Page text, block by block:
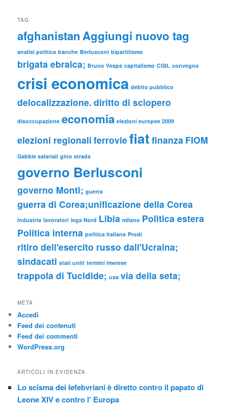
TAG
afghanistanAggiungi nuovo tag
analisi politica banche Berlusconi bipartitismo
brigata ebraica; Bruno Vespa capitalismo CGIL convegno
crisi economica debito pubblico
delocalizzazione. diritto di sciopero
disoccupazione economia elezioni europee 2009
elezioni regionali ferroviefiat finanza FIOM
Gabbie salariali gino strada
governo Berlusconi
governo Monti; guerra
guerra di Corea;unificazione della Corea
industria lavoratori lega Nord Libia milano Politica estera
Politica interna politica italiana Prodi
ritiro dell'esercito russo dall'Ucraina;
sindacati stati uniti termini imerese
trappola di Tucidide; usa via della seta;
META
Accedi
Feed dei contenuti
Feed dei commenti
WordPress.org
ARTICOLI IN EVIDENZA
Lo scisma dei lefebvriani è diretto contro il papato di
Leone XIV e contro l’ Europa